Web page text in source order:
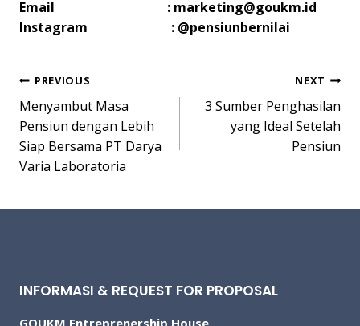
Email : marketing@goukm.id
Instagram : @pensiunbernilai
Post
navigation
PREVIOUS
Menyambut Masa
Pensiun dengan Lebih
Siap Bersama PT Darya
Varia Laboratoria
NEXT
3 Sumber Penghasilan
yang Ideal Setelah
Pensiun
INFORMASI & REQUEST FOR PROPOSAL